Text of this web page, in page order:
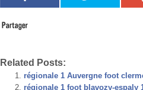
Related Posts:
régionale 1 Auvergne foot
régionale 1 foot blavozy-espaly